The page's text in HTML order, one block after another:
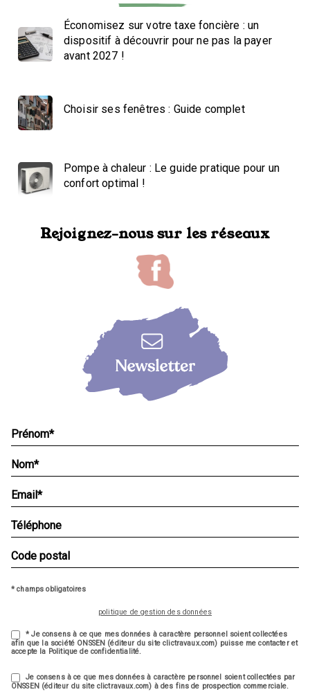
Économisez sur votre taxe foncière : un
dispositif à découvrir pour ne pas la payer
avant 2027 !
Choisir ses fenêtres : Guide complet
Pompe à chaleur : Le guide pratique pour un
confort optimal !
Rejoignez-nous sur les réseaux
* champs obligatoires
politique de gestion des données
* Je consens à ce que mes données à caractère personnel soient collectées
afin que la société ONSSEN (éditeur du site clictravaux.com) puisse me contacter et
accepte la Politique de confidentialité.
Je consens à ce que mes données à caractère personnel soient collectées par
ONSSEN (éditeur du site clictravaux.com) à des fins de prospection commerciale.